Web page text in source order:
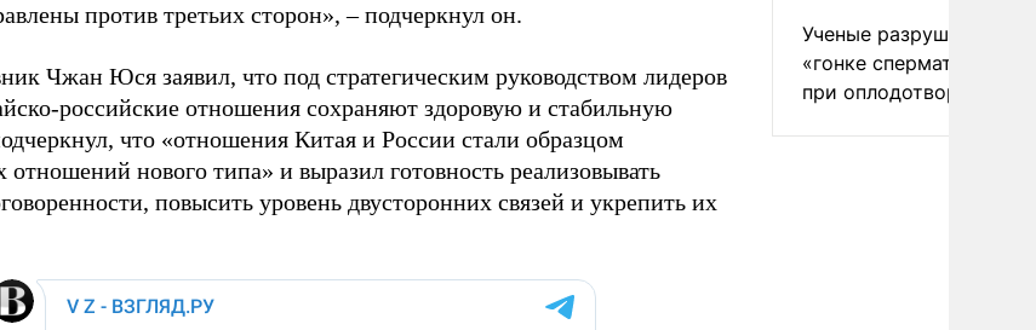
против третьих сторон», – подчеркнул он.
Чжан Юся заявил, что под стратегическим руководством лидеров
российские отношения сохраняют здоровую и стабильную
что «отношения Китая и России стали образцом
нового типа» и выразил готовность реализовывать
повысить уровень двусторонних связей и укрепить их
Ученые разрушили миф
«гонке
при оплодотворении